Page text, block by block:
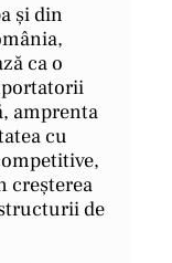
și din
ca o
amprenta
cu
creșterea
de